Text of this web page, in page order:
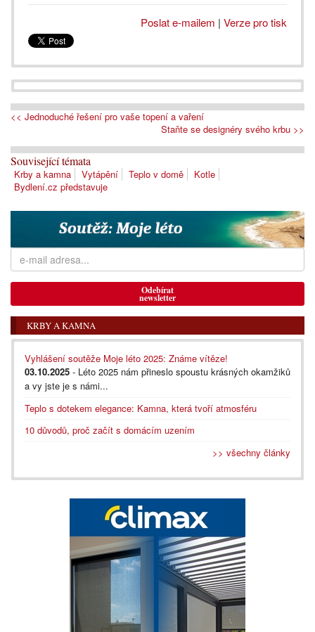
Poslat e-mailem | Verze pro tisk
<< Jednoduché řešení pro vaše topení a vaření
Staňte se designéry svého krbu >>
Související témata
Krby a kamna Vytápění Teplo v domě
Kotle
Bydlení.cz představuje
Odebírat
newsletter
KRBY A KAMNA
Vyhlášení soutěže Moje léto 2025: Známe vítěze!
03.10.2025 - Léto 2025 nám přineslo spoustu krásných okamžiků
a vy jste je s námi...
Teplo s dotekem elegance: Kamna, která tvoří atmosféru
10 důvodů, proč začít s domácím uzením
>> všechny články